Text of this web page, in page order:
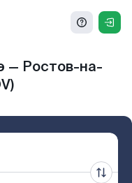
— Ростов-на-